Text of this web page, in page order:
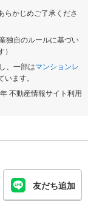
らかじめご了承くださ
独自のルールに基づい
、一部はマンションレ
ます。
不動産情報サイト利用
友だち追加